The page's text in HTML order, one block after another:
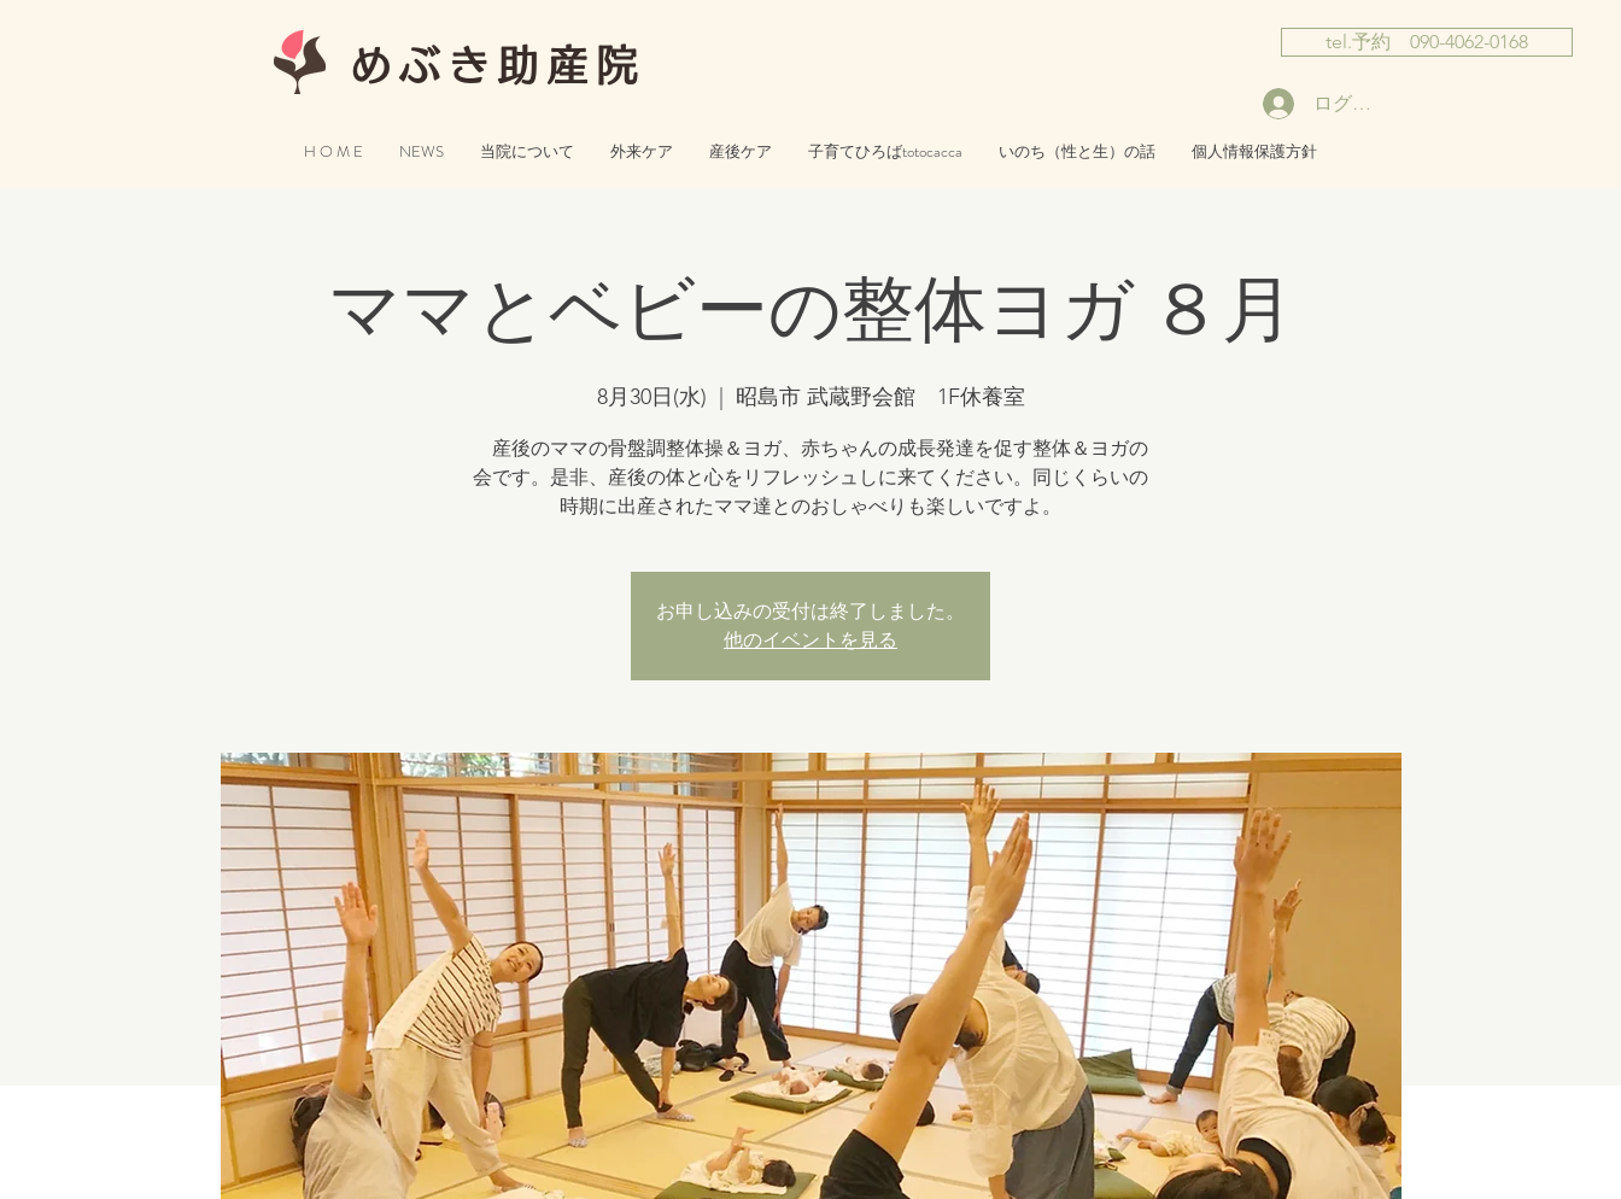
tel.予約 090-4062-0168
めぶき助産院
ログイン
H O M E NEWS 当院について 外来ケア 産後ケア 子育てひろばtotocacca いのち（性と生）の話 個人情報保護方針
ママとベビーの整体ヨガ ８月
8月30日(水) 昭島市 武蔵野会館 1F休養室
産後のママの骨盤調整体操＆ヨガ、赤ちゃんの成長発達を促す整体＆ヨガの
会です。是非、産後の体と心をリフレッシュしに来てください。同じくらいの
時期に出産されたママ達とのおしゃべりも楽しいですよ。
お申し込みの受付は終了しました。
他のイベントを見る